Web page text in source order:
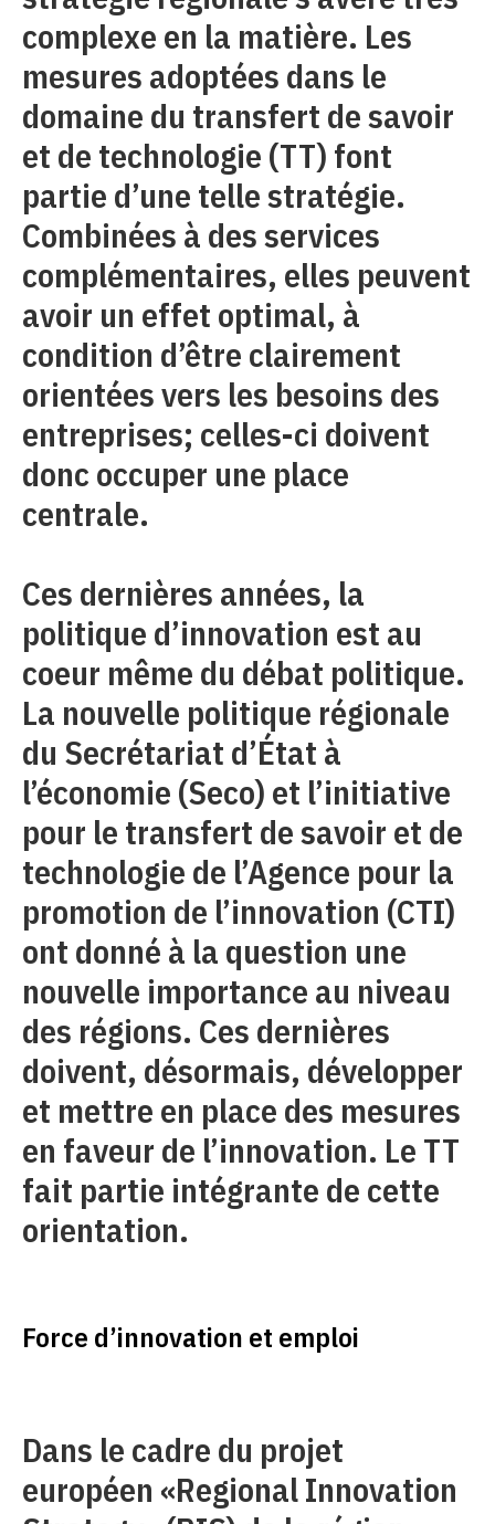
complexe en la matière. Les
mesures adoptées dans le
domaine du transfert de savoir
et de technologie (TT) font
partie d’une telle stratégie.
Combinées à des services
complémentaires, elles peuvent
avoir un effet optimal, à
condition d’être clairement
orientées vers les besoins des
entreprises; celles-ci doivent
donc occuper une place
centrale.
Ces dernières années, la
politique d’innovation est au
coeur même du débat politique.
La nouvelle politique régionale
du Secrétariat d’État à
l’économie (Seco) et l’initiative
pour le transfert de savoir et de
technologie de l’Agence pour la
promotion de l’innovation (CTI)
ont donné à la question une
nouvelle importance au niveau
des régions. Ces dernières
doivent, désormais, développer
et mettre en place des mesures
en faveur de l’innovation. Le TT
fait partie intégrante de cette
orientation.
Force d’innovation et emploi
Dans le cadre du projet
européen «Regional Innovation